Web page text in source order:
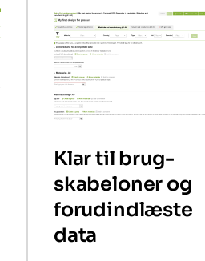
Klar til brug-
skabeloner og
forudindlæste
data